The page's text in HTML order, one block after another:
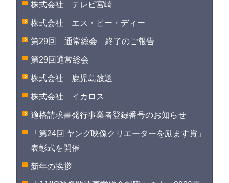
株式会社 テレビ宮崎
株式会社 エス・ピー・ディー
第29回 通常総会 終了のご報告
第29回通常総会
株式会社 鹿児島放送
株式会社 イカロス
適格請求書発行事業者登録番号のお知らせ
「第24回 ヤング映像クリエーターを励ます賞」
表彰式を開催
新年の挨拶